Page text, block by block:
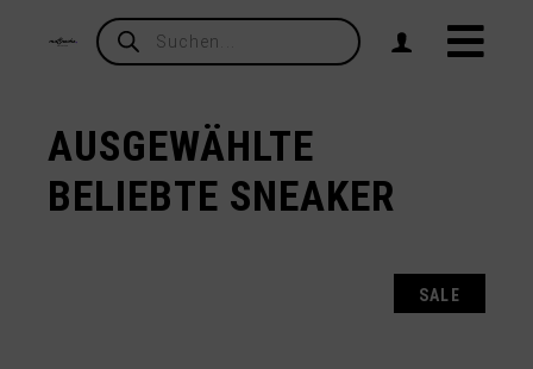
Products
search
AUSGEWÄHLTE
BELIEBTE SNEAKER
SALE